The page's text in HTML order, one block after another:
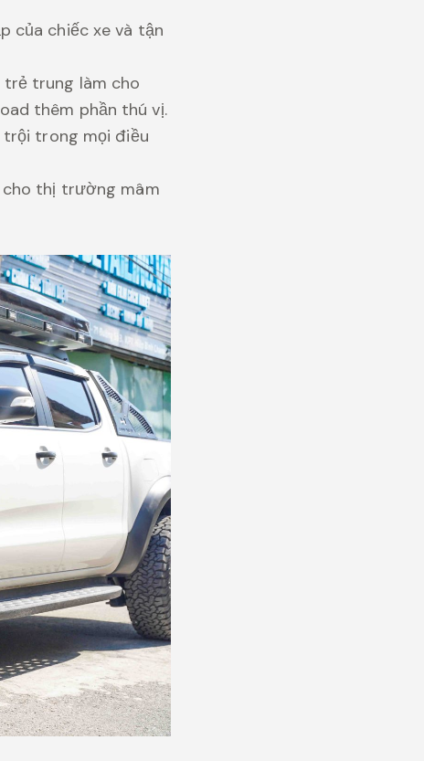
của chiếc xe và tận
trẻ trung làm cho
thêm phần thú vị.
trong mọi điều
cho thị trường mâm